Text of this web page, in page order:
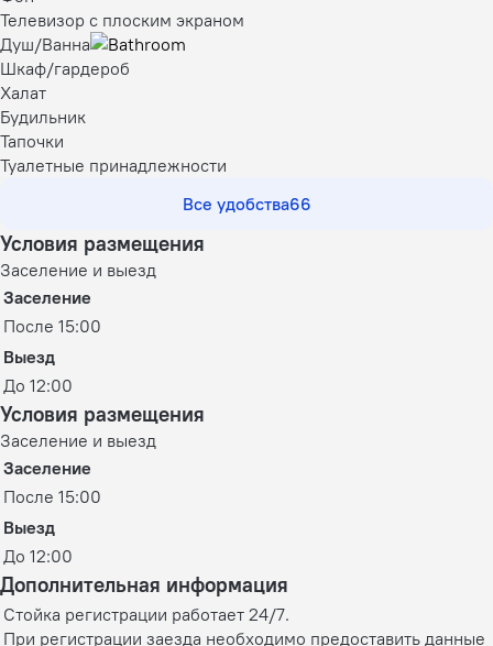
Телевизор с плоским экраном
Душ/Ванна
Шкаф/гардероб
Халат
Будильник
Тапочки
Туалетные принадлежности
Все удобства66
Условия размещения
Заселение и выезд
Заселение
После 15:00
Выезд
До 12:00
Условия размещения
Заселение и выезд
Заселение
После 15:00
Выезд
До 12:00
Дополнительная информация
Стойка регистрации работает 24/7.
При регистрации заезда необходимо предоставить данные